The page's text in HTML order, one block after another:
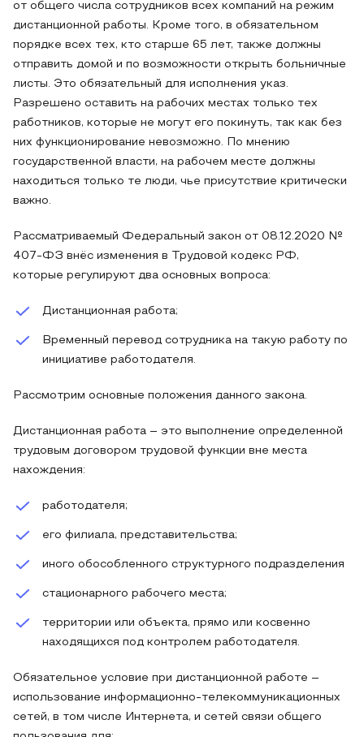
от общего числа сотрудников всех компаний на режим
дистанционной работы. Кроме того, в обязательном
порядке всех тех, кто старше 65 лет, также должны
отправить домой и по возможности открыть больничные
листы. Это обязательный для исполнения указ.
Разрешено оставить на рабочих местах только тех
работников, которые не могут его покинуть, так как без
них функционирование невозможно. По мнению
государственной власти, на рабочем месте должны
находиться только те люди, чье присутствие критически
важно.
Рассматриваемый Федеральный закон от 08.12.2020 №
407-ФЗ внёс изменения в Трудовой кодекс РФ,
которые регулируют два основных вопроса:
Дистанционная работа;
Временный перевод сотрудника на такую работу по
инициативе работодателя.
Рассмотрим основные положения данного закона.
Дистанционная работа – это выполнение определенной
трудовым договором трудовой функции вне места
нахождения:
работодателя;
его филиала, представительства;
иного обособленного структурного подразделения
стационарного рабочего места;
территории или объекта, прямо или косвенно
находящихся под контролем работодателя.
Обязательное условие при дистанционной работе –
использование информационно-телекоммуникационных
сетей, в том числе Интернета, и сетей связи общего